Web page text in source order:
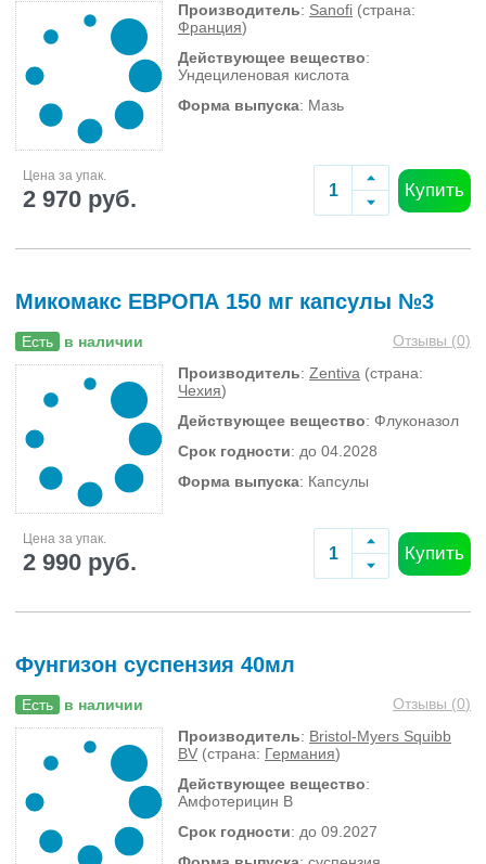
Производитель: Sanofi (страна:
Франция)
Действующее вещество:
Ундециленовая кислота
Форма выпуска: Мазь
Цена за упак.
2 970 руб. Купить
Микомакс ЕВРОПА 150 мг капсулы №3
Есть в наличии Отзывы (0)
Производитель: Zentiva (страна:
Чехия)
Действующее вещество: Флуконазол
Срок годности: до 04.2028
Форма выпуска: Капсулы
Цена за упак.
2 990 руб. Купить
Фунгизон суспензия 40мл
Есть в наличии Отзывы (0)
Производитель: Bristol-Myers Squibb
BV (страна: Германия)
Действующее вещество:
Амфотерицин B
Срок годности: до 09.2027